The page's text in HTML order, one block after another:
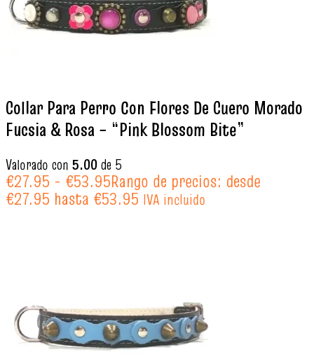
Collar Para Perro Con Flores De Cuero Morado
Fucsia & Rosa – “Pink Blossom Bite”
Valorado con 5.00de 5
€27.95 - €53.95Rango de precios: desde
€27.95 hasta €53.95 IVA incluido